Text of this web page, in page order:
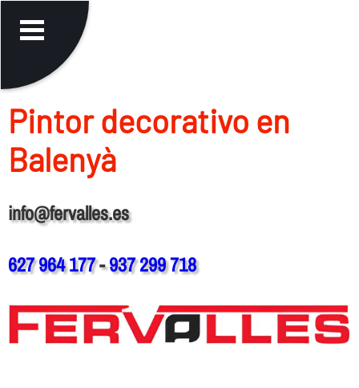
Pintor decorativo en
Balenyà
info@fervalles.es
627 964 177-937 299 718